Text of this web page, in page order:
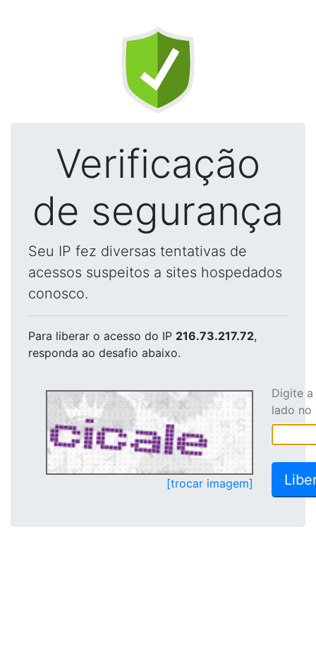
Verificação
de segurança
Seu IP fez diversas tentativas de
acessos suspeitos a sites hospedados
conosco.
Para liberar o acesso do IP 216.73.217.72,
responda ao desafio abaixo.
[trocar imagem]
Digite
lado no